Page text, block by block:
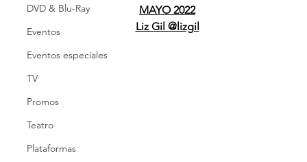
DVD & Blu-Ray
Eventos
Eventos especiales
TV
Promos
Teatro
Plataformas
MAYO 2022
Liz Gil @lizgil